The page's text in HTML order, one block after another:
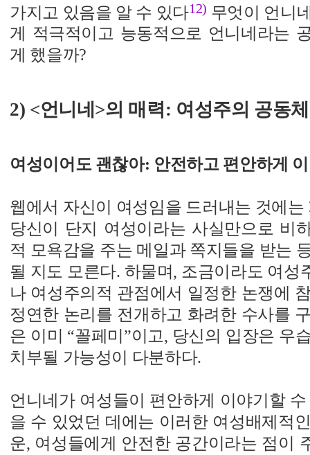
가지고 있음을 알 수 있다12) 무엇이 언니
게 적극적이고 능동적으로 언니네라는
게 했을까?
2) <언니네>의 매력: 여성주의 공동
여성이어도 괜찮아: 안전하고 편안하게
웹에서 자신이 여성임을 드러내는 것에
당신이 단지 여성이라는 사실만으로 비
적 모욕감을 주는 메일과 쪽지들을 받는
될 지도 모른다. 하물며, 조금이라도 여성
나 여성주의적 관점에서 일정한 논쟁에
정연한 논리를 전개하고 화려한 수사를
은 이미 “꼴페미”이고, 당신의 입장은 우
치부될 가능성이 다분하다.
언니네가 여성들이 편안하게 이야기할
을 수 있었던 데에는 이러한 여성배제적
운, 여성들에게 안전한 공간이라는 점이